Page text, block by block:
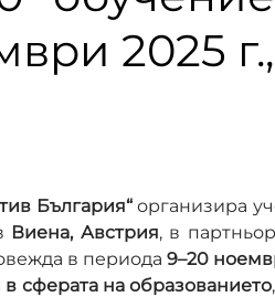
2025 г.,
България“ организира
Виена, Австрия, в
в периода 9–20
сферата на образованието